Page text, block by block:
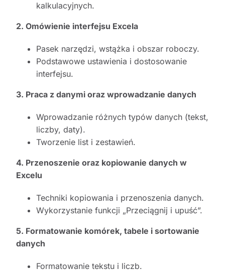
kalkulacyjnych.
2. Omówienie interfejsu Excela
Pasek narzędzi, wstążka i obszar roboczy.
Podstawowe ustawienia i dostosowanie
interfejsu.
3. Praca z danymi oraz wprowadzanie danych
Wprowadzanie różnych typów danych (tekst,
liczby, daty).
Tworzenie list i zestawień.
4. Przenoszenie oraz kopiowanie danych w
Excelu
Techniki kopiowania i przenoszenia danych.
Wykorzystanie funkcji „Przeciągnij i upuść”.
5. Formatowanie komórek, tabele i sortowanie
danych
Formatowanie tekstu i liczb.